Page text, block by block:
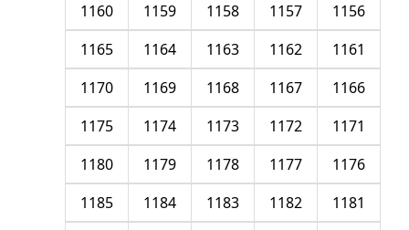
1156
1157
1158
1159
1160
1161
1162
1163
1164
1165
1166
1167
1168
1169
1170
1171
1172
1173
1174
1175
1176
1177
1178
1179
1180
1181
1182
1183
1184
1185